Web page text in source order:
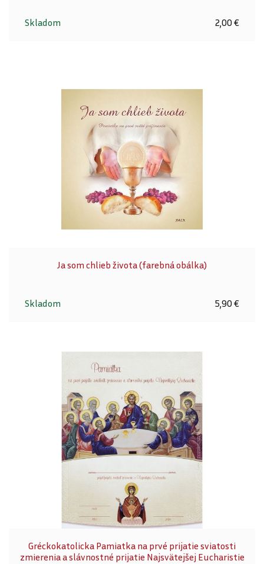
Skladom 2,00 €
Ja som chlieb života (farebná obálka)
Skladom 5,90 €
Gréckokatolicka Pamiatka na prvé prijatie sviatosti
zmierenia a slávnostné prijatie Najsvätejšej Eucharistie